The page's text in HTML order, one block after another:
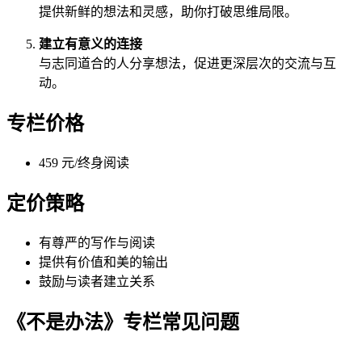
提供新鲜的想法和灵感，助你打破思维局限。
建立有意义的连接
与志同道合的人分享想法，促进更深层次的交流与互
动。
专栏价格
459 元/终身阅读
定价策略
有尊严的写作与阅读
提供有价值和美的输出
鼓励与读者建立关系
《不是办法》专栏常见问题